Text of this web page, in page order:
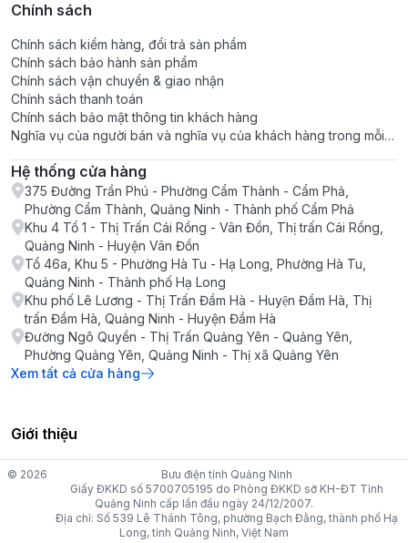
Chính sách
Chính sách kiểm hàng, đổi trả sản phẩm
Chính sách bảo hành sản phẩm
Chính sách vận chuyển & giao nhận
Chính sách thanh toán
Chính sách bảo mật thông tin khách hàng
Nghĩa vụ của người bán và nghĩa vụ của khách hàng trong mỗi
Hệ thống cửa hàng
375 Đường Trần Phú - Phường Cẩm Thành - Cẩm Phả,
Phường Cẩm Thành, Quảng Ninh - Thành phố Cẩm Phả
Khu 4 Tổ 1 - Thị Trấn Cái Rồng - Vân Đồn, Thị trấn Cái Rồng,
Quảng Ninh - Huyện Vân Đồn
Tổ 46a, Khu 5 - Phường Hà Tu - Hạ Long, Phường Hà Tu,
Quảng Ninh - Thành phố Hạ Long
Khu phố Lê Lương - Thị Trấn Đầm Hà - Huyện Đầm Hà, Thị
trấn Đầm Hà, Quảng Ninh - Huyện Đầm Hà
Đường Ngô Quyền - Thị Trấn Quảng Yên - Quảng Yên,
Phường Quảng Yên, Quảng Ninh - Thị xã Quảng Yên
Xem tất cả cửa hàng
Giới thiệu
© 2026
Bưu điện tỉnh Quảng Ninh
Giấy ĐKKD số 5700705195 do Phòng ĐKKD sở KH-ĐT Tỉnh
Quảng Ninh cấp lần đầu ngày 24/12/2007.
Địa chỉ: Số 539 Lê Thánh Tông, phường Bạch Đằng, thành phố Hạ
Long, tỉnh Quảng Ninh, Việt Nam